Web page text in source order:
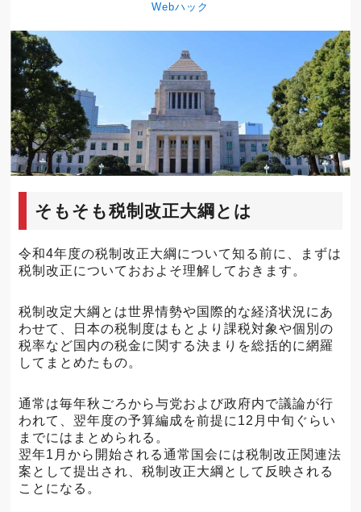
Webハック
そもそも税制改正大綱とは
令和4年度の税制改正大綱について知る前に、まずは
税制改正についておおよそ理解しておきます。
税制改定大綱とは世界情勢や国際的な経済状況にあ
わせて、日本の税制度はもとより課税対象や個別の
税率など国内の税金に関する決まりを総括的に網羅
してまとめたもの。
通常は毎年秋ごろから与党および政府内で議論が行
われて、翌年度の予算編成を前提に12月中旬ぐらい
までにはまとめられる。
翌年1月から開始される通常国会には税制改正関連法
案として提出され、税制改正大綱として反映される
ことになる。